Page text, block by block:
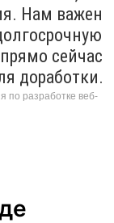
Нам важен
сейчас
доработки.
по разработке веб-